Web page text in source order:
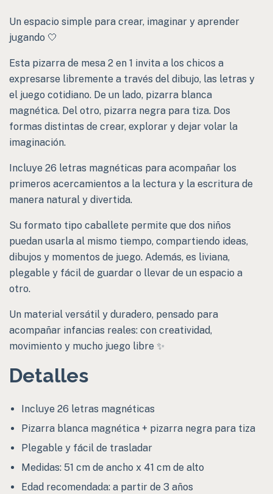
Un espacio simple para crear, imaginar y aprender
jugando 🤍
Esta pizarra de mesa 2 en 1 invita a los chicos a
expresarse libremente a través del dibujo, las letras y
el juego cotidiano. De un lado, pizarra blanca
magnética. Del otro, pizarra negra para tiza. Dos
formas distintas de crear, explorar y dejar volar la
imaginación.
Incluye 26 letras magnéticas para acompañar los
primeros acercamientos a la lectura y la escritura de
manera natural y divertida.
Su formato tipo caballete permite que dos niños
puedan usarla al mismo tiempo, compartiendo ideas,
dibujos y momentos de juego. Además, es liviana,
plegable y fácil de guardar o llevar de un espacio a
otro.
Un material versátil y duradero, pensado para
acompañar infancias reales: con creatividad,
movimiento y mucho juego libre ✨
Detalles
Incluye 26 letras magnéticas
Pizarra blanca magnética + pizarra negra para tiza
Plegable y fácil de trasladar
Medidas: 51 cm de ancho x 41 cm de alto
Edad recomendada: a partir de 3 años